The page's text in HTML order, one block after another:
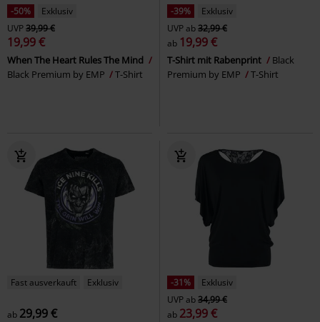
-50%
Exklusiv
UVP39,99 €
19,99 €
When The Heart Rules The Mind
Black Premium by EMP
T-Shirt
-39%
Exklusiv
UVPab32,99 €
ab 19,99 €
T-Shirt mit Rabenprint
Black
Premium by EMP
T-Shirt
Fast ausverkauft Exklusiv
ab 29,99 €
-31%
Exklusiv
UVPab34,99 €
ab 23,99 €